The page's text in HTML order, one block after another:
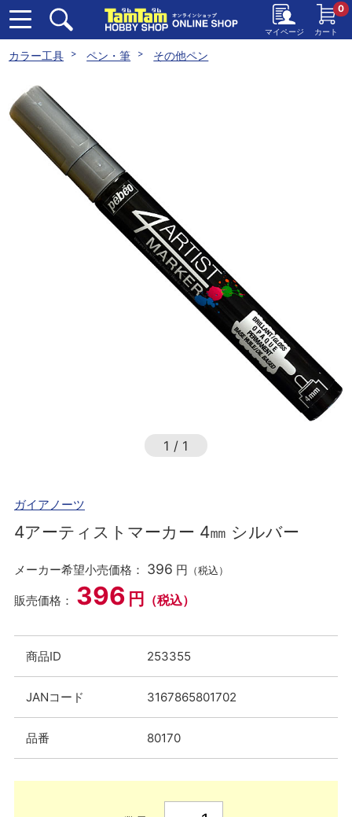
マイページ カート
0
カラー工具 ペン・筆 その他ペン
1 / 1
ガイアノーツ
4アーティストマーカー 4㎜ シルバー
メーカー希望小売価格： 396 円 （税込）
販売価格： 396 円 （税込）
商品ID 253355
JANコード 3167865801702
品番 80170